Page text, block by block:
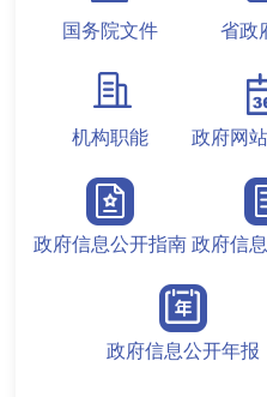
国务院文件 省政
机构职能 政府网
政府信息公开指南政府信
政府信息公开年报